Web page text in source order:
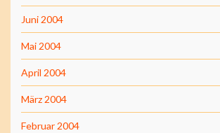
Juni 2004
Mai 2004
April 2004
März 2004
Februar 2004